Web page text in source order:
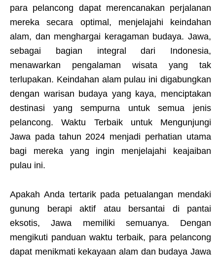
para pelancong dapat merencanakan perjalanan
mereka secara optimal, menjelajahi keindahan
alam, dan menghargai keragaman budaya. Jawa,
sebagai bagian integral dari Indonesia,
menawarkan pengalaman wisata yang tak
terlupakan. Keindahan alam pulau ini digabungkan
dengan warisan budaya yang kaya, menciptakan
destinasi yang sempurna untuk semua jenis
pelancong. Waktu Terbaik untuk Mengunjungi
Jawa pada tahun 2024 menjadi perhatian utama
bagi mereka yang ingin menjelajahi keajaiban
pulau ini.
Apakah Anda tertarik pada petualangan mendaki
gunung berapi aktif atau bersantai di pantai
eksotis, Jawa memiliki semuanya. Dengan
mengikuti panduan waktu terbaik, para pelancong
dapat menikmati kekayaan alam dan budaya Jawa